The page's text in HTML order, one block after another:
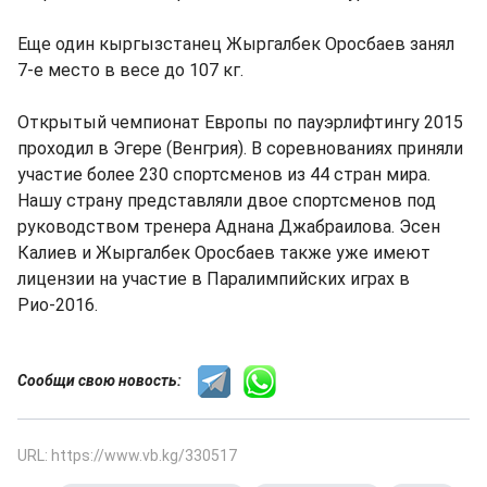
Еще один кыргызстанец Жыргалбек Оросбаев занял
7-е место в весе до 107 кг.
Открытый чемпионат Европы по пауэрлифтингу 2015
проходил в Эгере (Венгрия). В соревнованиях приняли
участие более 230 спортсменов из 44 стран мира.
Нашу страну представляли двое спортсменов под
руководством тренера Аднана Джабраилова. Эсен
Калиев и Жыргалбек Оросбаев также уже имеют
лицензии на участие в Паралимпийских играх в
Рио-2016.
Сообщи свою новость:
URL: https://www.vb.kg/330517